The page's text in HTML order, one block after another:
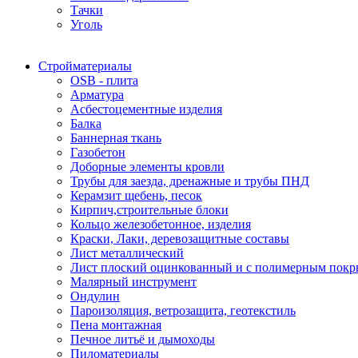
Тачки
Уголь
Стройматериалы
OSB - плита
Арматура
Асбестоцементные изделия
Балка
Баннерная ткань
Газобетон
Доборные элементы кровли
Трубы для заезда, дренажные и трубы ПНД
Керамзит щебень, песок
Кирпич,строительные блоки
Кольцо железобетонное, изделия
Краски, Лаки, деревозащитные составы
Лист металлический
Лист плоский оцинкованный и с полимерным
Малярный инструмент
Ондулин
Пароизоляция, ветрозащита, геотекстиль
Пена монтажная
Печное литьё и дымоходы
Пиломатериалы